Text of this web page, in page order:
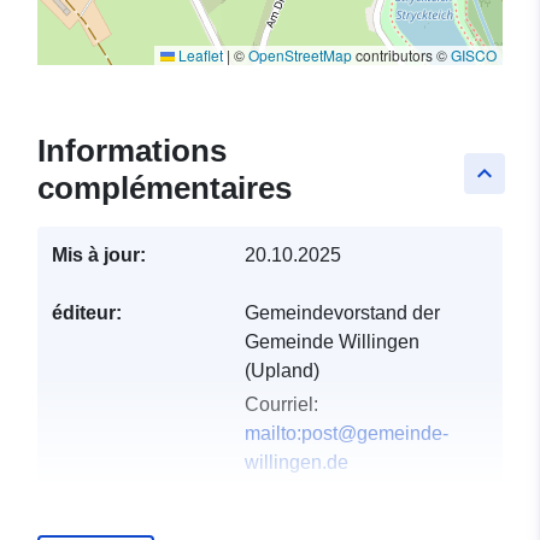
Leaflet | ©OpenStreetMapcontributors ©GISCO
keyboard_arrow_up
Informations
complémentaires
Mis à jour: 20.10.2025
éditeur:
Gemeindevorstand der
Gemeinde Willingen
(Upland)
Courriel:
mailto:post@gemeinde-
willingen.de